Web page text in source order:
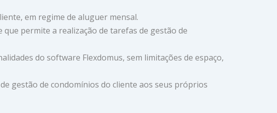
em regime de aluguer mensal.
permite a realização de tarefas de gestão de
do software Flexdomus, sem limitações de espaço,
gestão de condomínios do cliente aos seus próprios